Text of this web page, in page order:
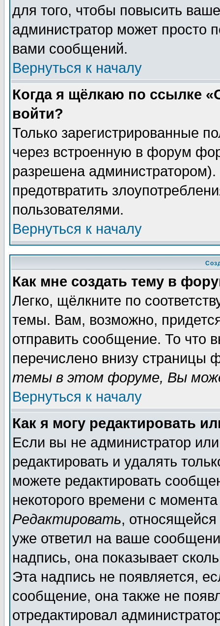
для того, чтобы повысить
администратор может просто
вами сообщений.
Вернуться к началу
Когда я щёлкаю по ссылке
войти?
Только зарегистрированные
через встроенную в форум
разрешена
предотвратить
пользователями.
Вернуться к началу
Как мне создать тему в
Легко, щёлкните по
темы. Вам, возможно,
отправить сообщение. То что
перечислено внизу страницы
темы в этом форуме, Вы
Вернуться к началу
Как я могу редактировать
Если вы не администратор
редактировать и удалять
можете редактировать
некоторого времени с
Редактировать,
уже ответил на ваше
надпись, она показывает
Эта надпись не появляется,
сообщение, она также не
отредактировал